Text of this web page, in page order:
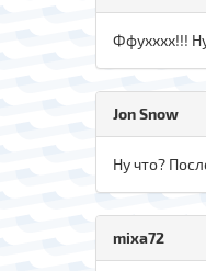
Ффухххх!!!
Jon Snow
Ну что?
mixa72